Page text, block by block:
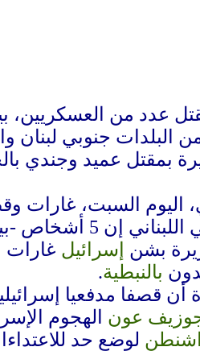
عدد من العسكريين،
جنوبي لبنان
بمقتل عميد وجندي
اليوم السبت، غارات
وبينما قال
بشن إسرائيل غارات
بالنبطية.
أن قصفا مدفعيا
عون الهجوم
لوضع حد